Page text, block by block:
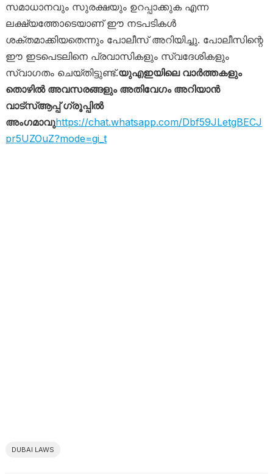
സമാധാനവും സുരക്ഷയും ഉറപ്പാക്കുക എന്ന
ലക്ഷ്യത്തോടെയാണ് ഈ നടപടികൾ
ശക്തമാക്കിയതെന്നും പോലീസ് അറിയിച്ചു. പോലീസിന്റെ
ഈ ഇടപെടലിനെ പ്രവാസികളും സ്വദേശികളും
സ്വാഗതം ചെയ്തിട്ടുണ്ട്.യുഎഇയിലെ വാർത്തകളും
തൊഴിൽ അവസരങ്ങളും അതിവേഗം അറിയാൻ
വാട്സ്ആപ്പ് ഗ്രൂപ്പിൽ
അംഗമാവുhttps://chat.whatsapp.com/Dbf59JLetgBECJ
pr5UZOuZ?mode=gi_t
DUBAI LAWS